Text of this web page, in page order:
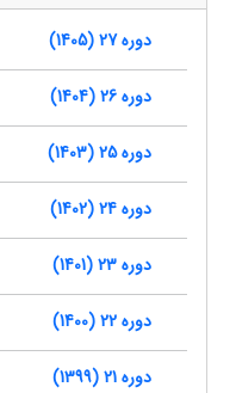
دوره 27 (1405)
دوره 26 (1404)
دوره 25 (1403)
دوره 24 (1402)
دوره 23 (1401)
دوره 22 (1400)
دوره 21 (1399)